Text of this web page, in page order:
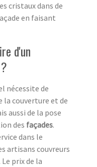
cristaux dans de
en faisant
d'un
nécessite de
la couverture et de
aussi de la pose
des façades.
dans le
artisans couvreurs
prix de la